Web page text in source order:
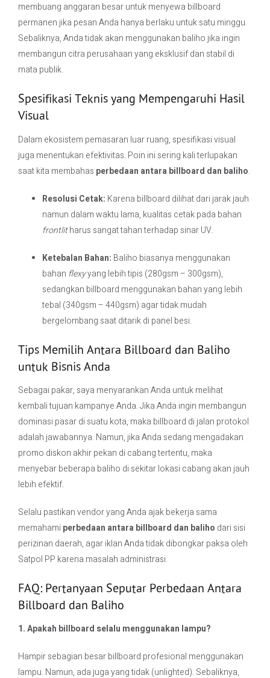
membuang anggaran besar untuk menyewa billboard
permanen jika pesan Anda hanya berlaku untuk satu minggu.
Sebaliknya, Anda tidak akan menggunakan baliho jika ingin
membangun citra perusahaan yang eksklusif dan stabil di
mata publik.
Spesifikasi Teknis yang Mempengaruhi Hasil
Visual
Dalam ekosistem pemasaran luar ruang, spesifikasi visual
juga menentukan efektivitas. Poin ini sering kali terlupakan
saat kita membahas perbedaan antara billboard dan baliho.
Resolusi Cetak: Karena billboard dilihat dari jarak jauh
namun dalam waktu lama, kualitas cetak pada bahan
frontlitharus sangat tahan terhadap sinar UV.
Ketebalan Bahan: Baliho biasanya menggunakan
bahan flexyyang lebih tipis (280gsm – 300gsm),
sedangkan billboard menggunakan bahan yang lebih
tebal (340gsm – 440gsm) agar tidak mudah
bergelombang saat ditarik di panel besi.
Tips Memilih Antara Billboard dan Baliho
untuk Bisnis Anda
Sebagai pakar, saya menyarankan Anda untuk melihat
kembali tujuan kampanye Anda. Jika Anda ingin membangun
dominasi pasar di suatu kota, maka billboard di jalan protokol
adalah jawabannya. Namun, jika Anda sedang mengadakan
promo diskon akhir pekan di cabang tertentu, maka
menyebar beberapa baliho di sekitar lokasi cabang akan jauh
lebih efektif.
Selalu pastikan vendor yang Anda ajak bekerja sama
memahami perbedaan antara billboard dan baliho dari sisi
perizinan daerah, agar iklan Anda tidak dibongkar paksa oleh
Satpol PP karena masalah administrasi.
FAQ: Pertanyaan Seputar Perbedaan Antara
Billboard dan Baliho
1. Apakah billboard selalu menggunakan lampu?
Hampir sebagian besar billboard profesional menggunakan
lampu. Namun, ada juga yang tidak (unlighted). Sebaliknya,